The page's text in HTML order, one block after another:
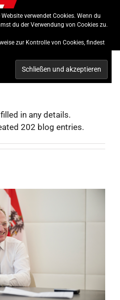
in any details.
202 blog entries.
verwendet Cookies. Wenn du
du der Verwendung von Cookies zu.
zur Kontrolle von Cookies, findest